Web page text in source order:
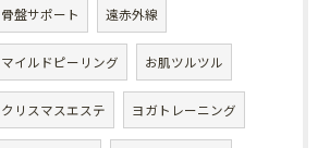
骨盤サポート 遠赤外線
マイルドピーリング お肌ツルツル
クリスマスエステ ヨガトレーニング